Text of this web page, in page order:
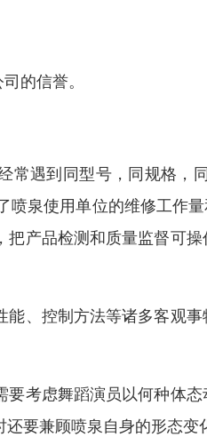
的信誉。
常遇到同型号，同规格，
喷泉使用单位的维修工作
产品检测和质量监督可
、控制方法等诸多客观
考虑舞蹈演员以何种体
要兼顾喷泉自身的形态变